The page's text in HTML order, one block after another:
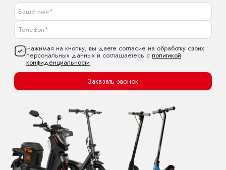
Нажимая на кнопку, вы даете согласие на обработку своих
персональных данных и соглашаетесь с политикой
конфиденциальности
Заказать звонок